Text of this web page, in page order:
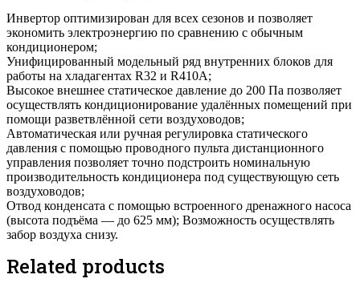
Инвертор оптимизирован для всех сезонов и позволяет
экономить электроэнергию по сравнению с обычным
кондиционером;
Унифицированный модельный ряд внутренних блоков для
работы на хладагентах R32 и R410A;
Высокое внешнее статическое давление до 200 Па позволяет
осуществлять кондиционирование удалённых помещений при
помощи разветвлённой сети воздуховодов;
Автоматическая или ручная регулировка статического
давления с помощью проводного пульта дистанционного
управления позволяет точно подстроить номинальную
производительность кондиционера под существующую сеть
воздуховодов;
Отвод конденсата с помощью встроенного дренажного насоса
(высота подъёма — до 625 мм); Возможность осуществлять
забор воздуха снизу.
Related products